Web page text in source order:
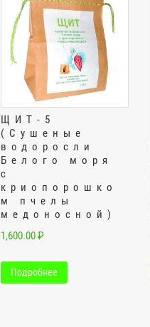
ЩИТ-5
(Сушеные
водоросли
Белого моря
с
криопорошко
м пчелы
медоносной)
1,600.00₽
Подробнее